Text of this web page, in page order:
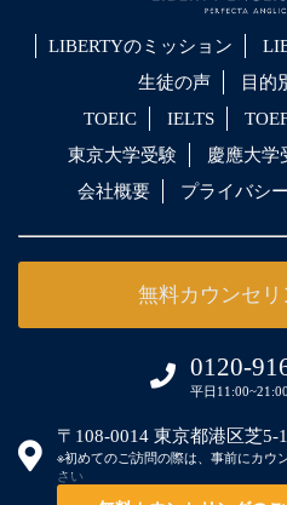
LIBERTYのミッション
生徒の声
目的
TOEIC
IELTS
東京大学受験
慶應大学
会社概要
プライバシ
無料カウンセ
0120-
平日
〒108-0014 東京都港区芝5-
※初めてのご訪問の際は、事前にカウ
さい